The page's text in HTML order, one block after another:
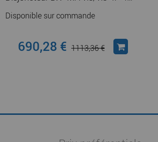
Disponible sur commande
690,28 € 1113,36 €